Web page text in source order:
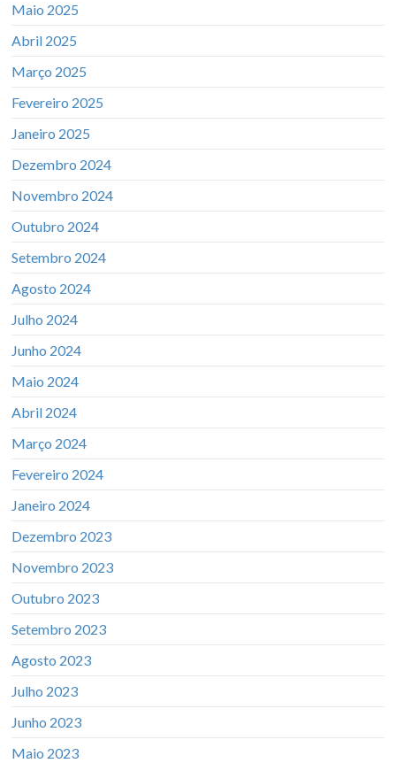
Maio 2025
Abril 2025
Março 2025
Fevereiro 2025
Janeiro 2025
Dezembro 2024
Novembro 2024
Outubro 2024
Setembro 2024
Agosto 2024
Julho 2024
Junho 2024
Maio 2024
Abril 2024
Março 2024
Fevereiro 2024
Janeiro 2024
Dezembro 2023
Novembro 2023
Outubro 2023
Setembro 2023
Agosto 2023
Julho 2023
Junho 2023
Maio 2023